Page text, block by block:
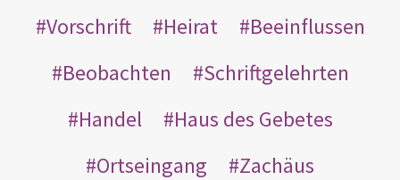
Vorschrift
Heirat
Beeinflussen
Beobachten
Schriftgelehrten
Handel
Haus des Gebetes
Ortseingang
Zachäus